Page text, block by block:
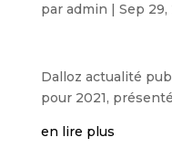
par admin | Sep
Dalloz actualité
pour 2021,
en lire plus